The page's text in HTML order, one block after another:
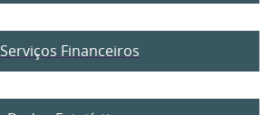
Serviços Financeiros